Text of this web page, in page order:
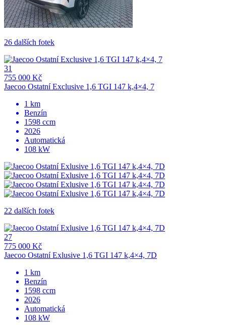
26 dalších fotek
31
755 000 Kč
Jaecoo Ostatní Exclusive 1,6 TGI 147 k,4×4, 7
1 km
Benzín
1598 ccm
2026
Automatická
108 kW
22 dalších fotek
27
775 000 Kč
Jaecoo Ostatní Exlusive 1,6 TGI 147 k,4×4, 7D
1 km
Benzín
1598 ccm
2026
Automatická
108 kW